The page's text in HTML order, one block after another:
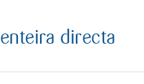
directa